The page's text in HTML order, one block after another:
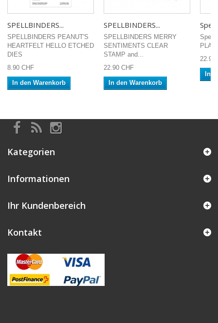
SPELLBINDERS...
SPELLBINDERS PEANUT'S
HEARTFELT HELLO ETCHED
DIES
8.90 CHF
In den Warenkorb
SPELLBINDERS...
SPELLBINDERS MERRY
SENTIMENTS CLEAR
STAMP and...
22.90 CHF
In den Warenkorb
22.90
In
Kategorien
Informationen
Ihr Kundenbereich
Kontakt